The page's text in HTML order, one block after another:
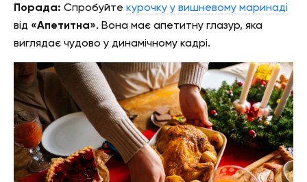
Порада: Спробуйте курочку у вишневому маринаді
від «Апетитна». Вона має апетитну глазур, яка
виглядає чудово у динамічному кадрі.